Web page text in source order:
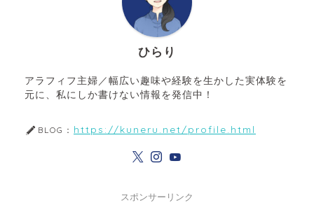
ひらり
アラフィフ主婦／幅広い趣味や経験を生かした実体験を
元に、私にしか書けない情報を発信中！
BLOG： https://kuneru.net/profile.html
スポンサーリンク